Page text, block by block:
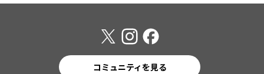
コミュニティを見る